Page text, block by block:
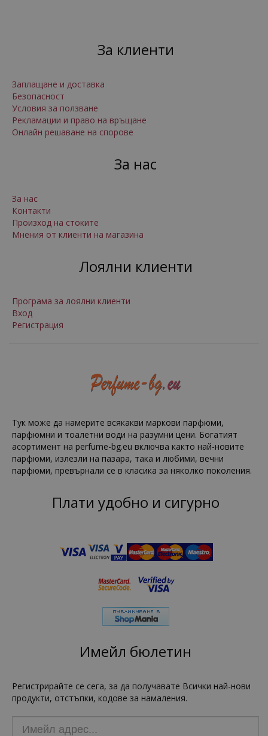
За клиенти
Заплащане и доставка
Безопасност
Условия за ползване
Рекламации и право на връщане
Онлайн решаване на спорове
За нас
За нас
Контакти
Произход на стоките
Мнения от клиенти на магазина
Лоялни клиенти
Програма за лоялни клиенти
Вход
Регистрация
Тук може да намерите всякакви маркови парфюми,
парфюмни и тоалетни води на разумни цени. Богатият
асортимент на perfume-bg.eu включва както най-новите
парфюми, излезли на пазара, така и любими, вечни
парфюми, превърнали се в класика за няколко поколения.
Плати удобно и сигурно
Имейл бюлетин
Регистрирайте се сега, за да получавате Всички най-нови
продукти, отстъпки, кодове за намаления.